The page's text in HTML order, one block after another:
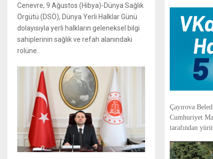
Çayırova
Cumhuriyet
tarafından
Cenevre, 9 Ağustos (Hibya)-Dünya Sağlık
Örgütü (DSÖ), Dünya Yerli Halklar Günü
dolayısıyla yerli halkların geleneksel bilgi
sahiplerinin sağlık ve refah alanındaki
rolüne..